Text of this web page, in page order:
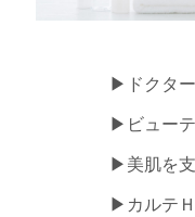
▶ドクタ
▶ビュー
▶美肌を
▶カルテ